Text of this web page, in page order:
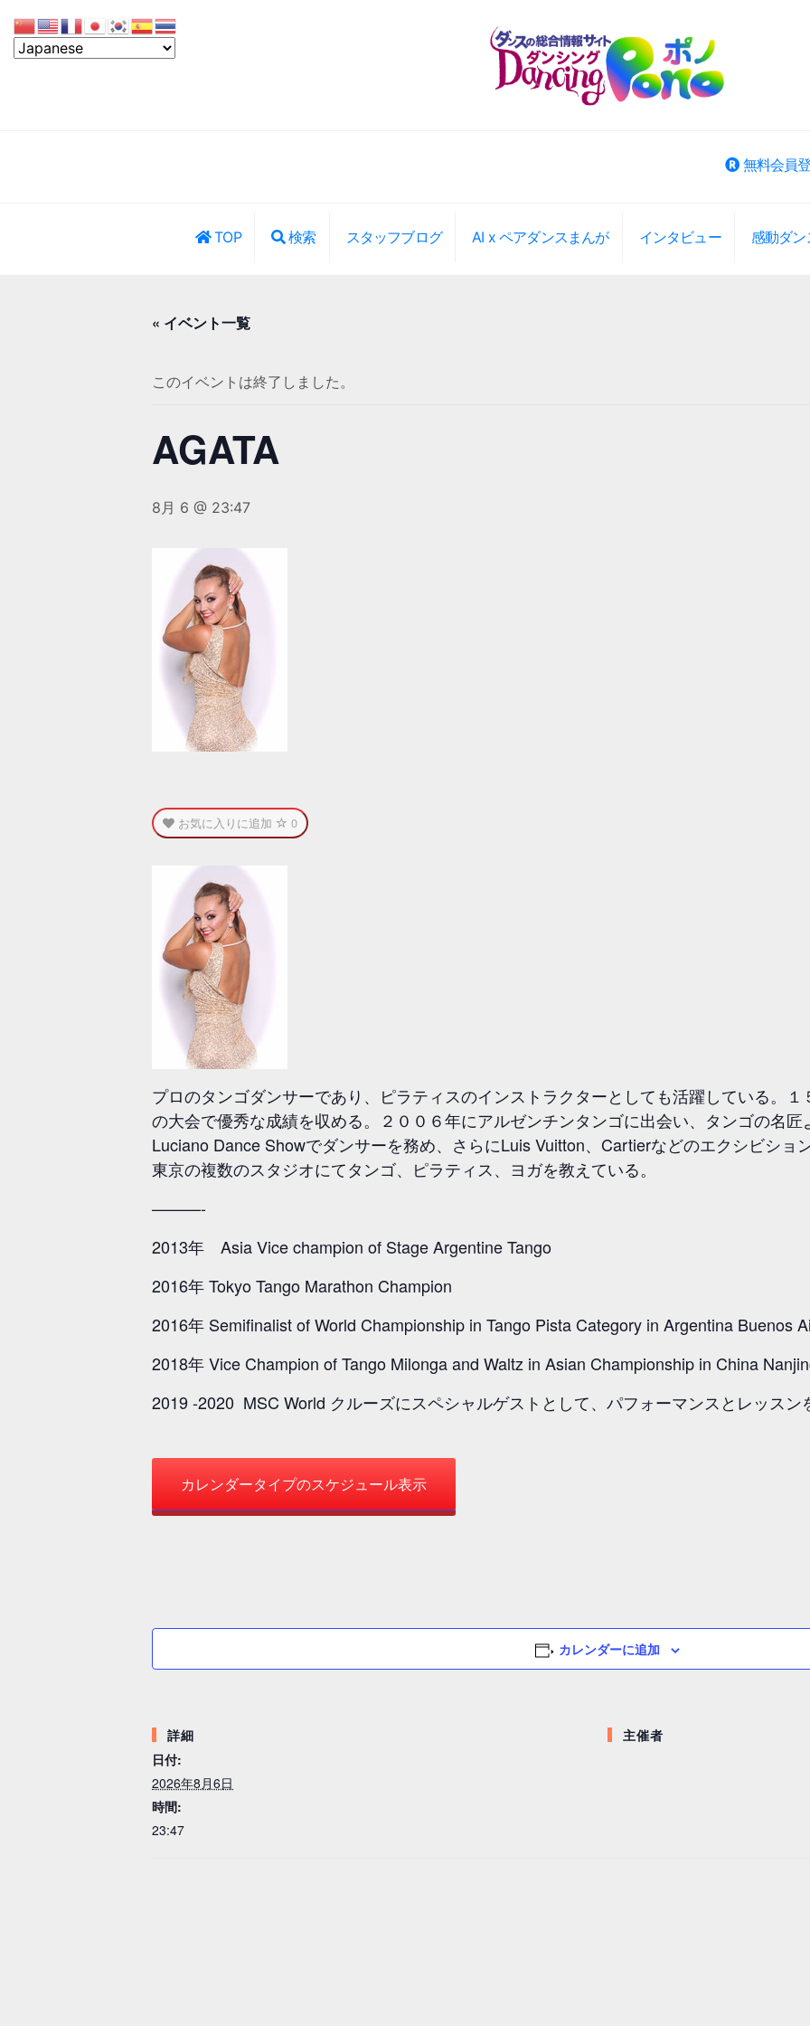
無料会員
TOP 検索 スタッフブログ AI x ペアダンスまんが インタビュー 感動ダン
« イベント一覧
このイベントは終了しました。
AGATA
8月 6 @ 23:47
お気に入りに追加 0
プロのタンゴダンサーであり、ピラティスのインストラクターとしても活躍している。１
の大会で優秀な成績を収める。２００６年にアルゼンチンタンゴに出会い、タンゴの名
Luciano Dance Showでダンサーを務め、さらにLuis Vuitton、Cartierなどのエクシビショ
東京の複数のスタジオにてタンゴ、ピラティス、ヨガを教えている。
———-
2013年 Asia Vice champion of Stage Argentine Tango
2016年 Tokyo Tango Marathon Champion
2016年 Semifinalist of World Championship in Tango Pista Category in Argentina Buenos
2018年 Vice Champion of Tango Milonga and Waltz in Asian Championship in China
2019 -2020 MSC World クルーズにスペシャルゲストとして、パフォーマンスとレッスン
カレンダータイプのスケジュール表示
カレンダーに追加
詳細
日付:
2026年8月6日
時間:
23:47
主催者